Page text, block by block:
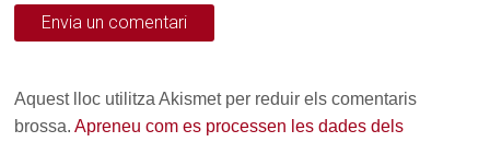
Aquest lloc utilitza Akismet per reduir els comentaris
brossa.Apreneu com es processen les dades dels